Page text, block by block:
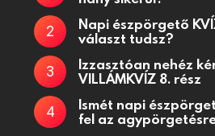
Napi észpörgető
választ tudsz?
Izzasztóan nehéz
VILLÁMKVÍZ 8. rész
Ismét napi
fel az